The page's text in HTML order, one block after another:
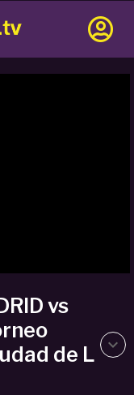
vs
de L